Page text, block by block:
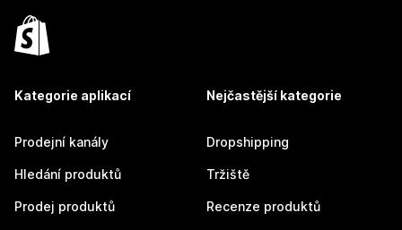
Kategorie aplikací
Prodejní kanály
Hledání produktů
Prodej produktů
Nejčastější kategorie
Dropshipping
Tržiště
Recenze produktů